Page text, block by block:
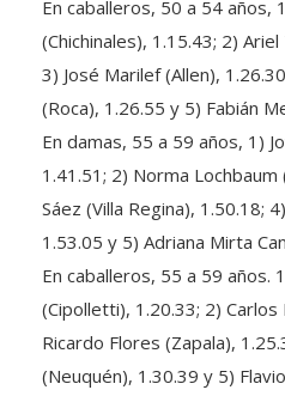
(Chichinales), 1.15.43; 2) Ariel
3) José Marilef (Allen),
(Roca), 1.26.55 y 5) Fabián
En damas, 55 a 59 años, 1)
1.41.51; 2) Norma Lochbaum
Sáez (Villa Regina), 1.50.18;
1.53.05 y 5) Adriana Mirta
En caballeros, 55 a 59 años.
(Cipolletti), 1.20.33; 2) Carlos
Ricardo Flores (Zapala),
(Neuquén), 1.30.39 y 5)
1.31.06.